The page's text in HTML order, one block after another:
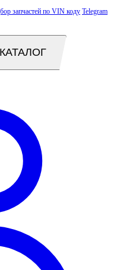
запчастей по VIN коду Telegram
КАТАЛОГ